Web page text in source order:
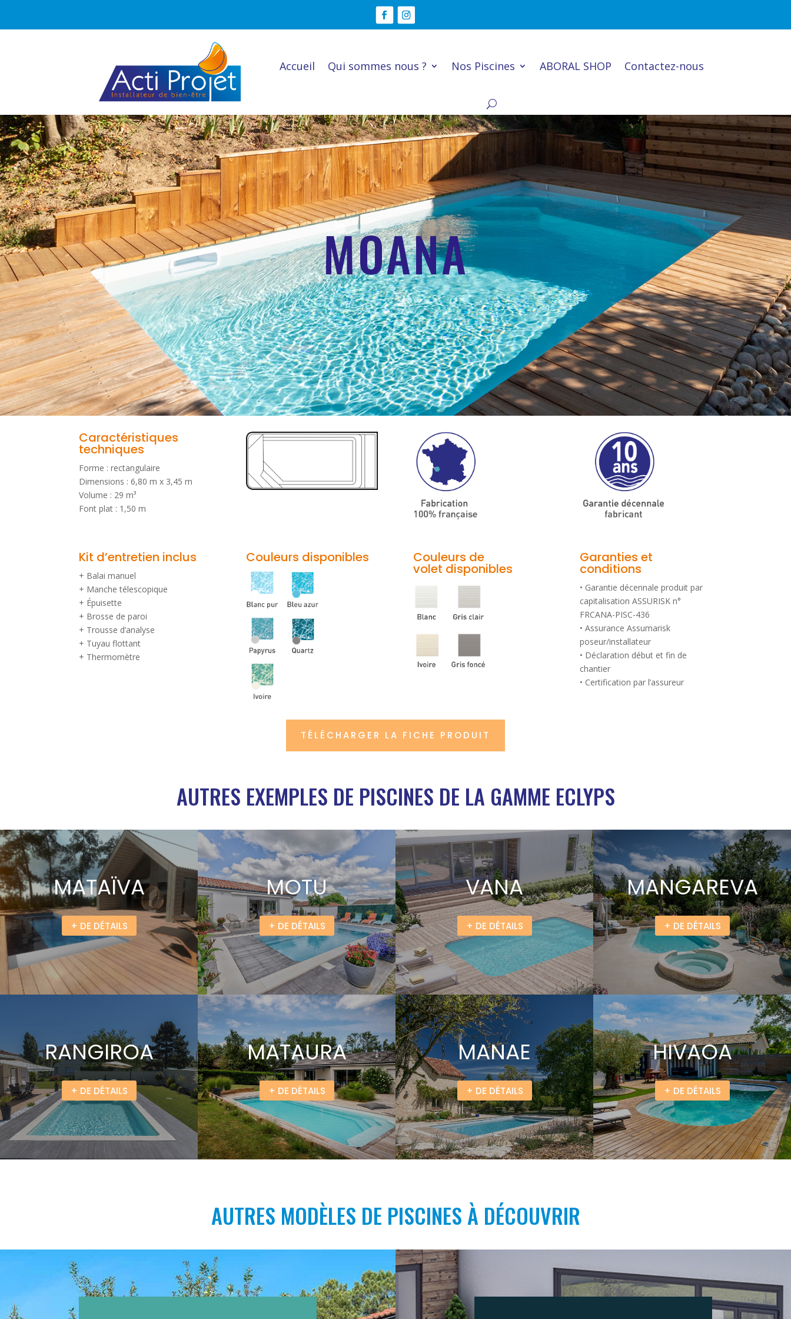
Accueil Qui sommes nous ? Nos Piscines ABORAL SHOP Contactez-nous
MOANA
Caractéristiques
techniques
Forme : rectangulaire
Dimensions : 6,80 m x 3,45 m
Volume : 29 m³
Font plat : 1,50 m
Kit d’entretien inclus
+ Balai manuel
+ Manche télescopique
+ Épuisette
+ Brosse de paroi
+ Trousse d’analyse
+ Tuyau flottant
+ Thermomètre
Couleurs disponibles Couleurs de
volet disponibles
Garanties et
conditions
• Garantie décennale produit par
capitalisation ASSURISK n°
FRCANA-PISC-436
• Assurance Assumarisk
poseur/installateur
• Déclaration début et fin de
chantier
• Certification par l’assureur
TÉLÉCHARGER LA FICHE PRODUIT
AUTRES EXEMPLES DE PISCINES DE LA GAMME ECLYPS
MATAÏVA
+ DE DÉTAILS
MOTU
+ DE DÉTAILS
VANA
+ DE DÉTAILS
MANGAREVA
+ DE DÉTAILS
RANGIROA
+ DE DÉTAILS
MATAURA
+ DE DÉTAILS
MANAE
+ DE DÉTAILS
HIVAOA
+ DE DÉTAILS
AUTRES MODÈLES DE PISCINES À DÉCOUVRIR